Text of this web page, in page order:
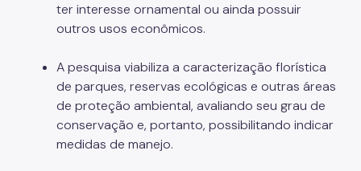
ter interesse ornamental ou ainda possuir
outros usos econômicos.
A pesquisa viabiliza a caracterização florística
de parques, reservas ecológicas e outras áreas
de proteção ambiental, avaliando seu grau de
conservação e, portanto, possibilitando indicar
medidas de manejo.